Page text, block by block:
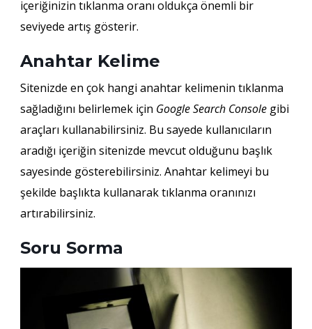
içeriğinizin tıklanma oranı oldukça önemli bir
seviyede artış gösterir.
Anahtar Kelime
Sitenizde en çok hangi anahtar kelimenin tıklanma
sağladığını belirlemek için Google Search Consolegibi
araçları kullanabilirsiniz. Bu sayede kullanıcıların
aradığı içeriğin sitenizde mevcut olduğunu başlık
sayesinde gösterebilirsiniz. Anahtar kelimeyi bu
şekilde başlıkta kullanarak tıklanma oranınızı
artırabilirsiniz.
Soru Sorma